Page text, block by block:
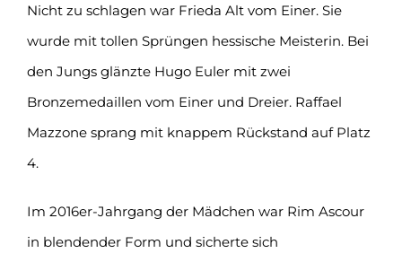
Nicht zu schlagen war Frieda Alt vom Einer. Sie
wurde mit tollen Sprüngen hessische Meisterin. Bei
den Jungs glänzte Hugo Euler mit zwei
Bronzemedaillen vom Einer und Dreier. Raffael
Mazzone sprang mit knappem Rückstand auf Platz
4.
Im 2016er-Jahrgang der Mädchen war Rim Ascour
in blendender Form und sicherte sich